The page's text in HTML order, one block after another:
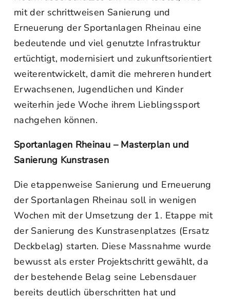
mit der schrittweisen Sanierung und
Erneuerung der Sportanlagen Rheinau eine
bedeutende und viel genutzte Infrastruktur
ertüchtigt, modernisiert und zukunftsorientiert
weiterentwickelt, damit die mehreren hundert
Erwachsenen, Jugendlichen und Kinder
weiterhin jede Woche ihrem Lieblingssport
nachgehen können.
Sportanlagen Rheinau – Masterplan und
Sanierung Kunstrasen
Die etappenweise Sanierung und Erneuerung
der Sportanlagen Rheinau soll in wenigen
Wochen mit der Umsetzung der 1. Etappe mit
der Sanierung des Kunstrasenplatzes (Ersatz
Deckbelag) starten. Diese Massnahme wurde
bewusst als erster Projektschritt gewählt, da
der bestehende Belag seine Lebensdauer
bereits deutlich überschritten hat und